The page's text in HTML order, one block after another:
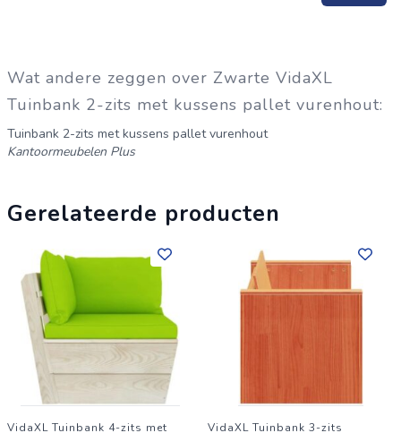
Wat andere zeggen over Zwarte VidaXL
Tuinbank 2-zits met kussens pallet vurenhout:
Tuinbank 2-zits met kussens pallet vurenhout
Kantoormeubelen Plus
Gerelateerde producten
VidaXL Tuinbank 4-zits met VidaXL Tuinbank 3-zits